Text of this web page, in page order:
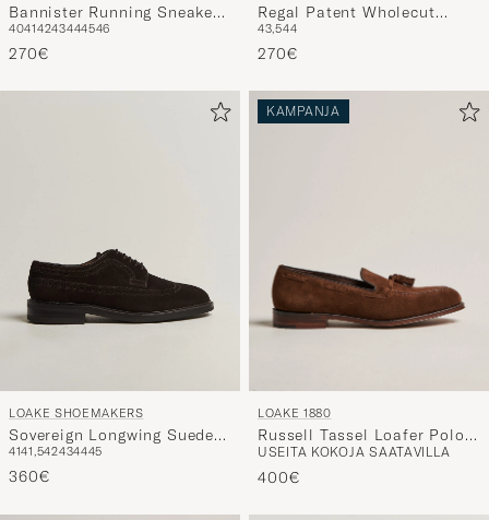
Bannister Running Sneaker
Navy Suede
40414243444546
270€
Regal Patent Wholecut
Black
43,544
270€
LOAKE SHOEMAKERS
Sovereign Longwing Suede
Derby Dark Brown
4141,542434445
360€
KAMPANJA
LOAKE 1880
Russell Tassel Loafer Polo
Oiled Suede
USEITA KOKOJA SAATAVILLA
400€